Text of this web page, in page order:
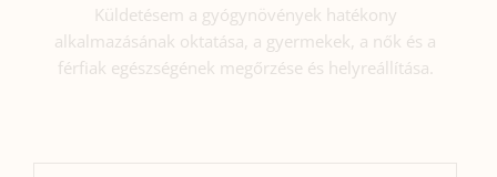
Küldetésem a gyógynövények hatékony
alkalmazásának oktatása, a gyermekek, a nők és a
férfiak egészségének megőrzése és helyreállítása.